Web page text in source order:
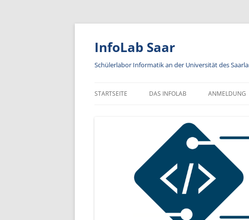
Zum
springen
InfoLab Saar
Schülerlabor Informatik an der Universität des
STARTSEITE DAS INFOLAB ANMELDUNG
ANMELDUNG
ANMELDUNG